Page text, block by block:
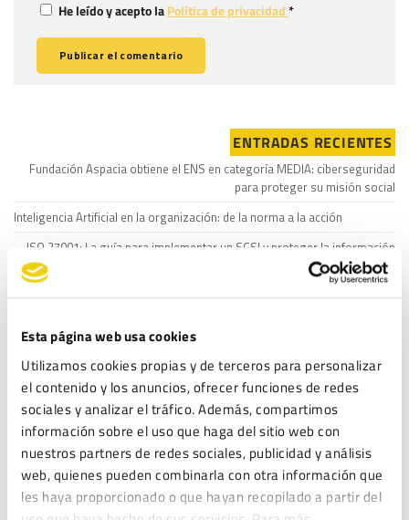
Esta página web usa cookies
Utilizamos cookies propias y de terceros para personalizar
el contenido y los anuncios, ofrecer funciones de redes
sociales y analizar el tráfico. Además, compartimos
información sobre el uso que haga del sitio web con
nuestros partners de redes sociales, publicidad y análisis
web, quienes pueden combinarla con otra información que
les haya proporcionado o que hayan recopilado a partir del
He leído y acepto laPolítica de privacidad*
ENTRADAS RECIENTES
Fundación Aspacia obtiene el ENS en categoría MEDIA: ciberseguridad
para proteger su misión social
Inteligencia Artificial en la organización: de la norma a la acción
ISO 27001: La guía para implementar un SGSI y proteger la información
de tu empresa
Lista Robinson: Qué es y cómo afecta a las campañas de marketing de tu
Protocolo de Acoso: Guía para Empresas
COMENTARIOS
Rodrigo Catalán
Protocolo de Acoso Laboral: ¿es obligatorio para
todas las empresas y en qué consiste?
SantaenProtocolo de Acoso Laboral: ¿es obligatorio para todas las
empresas y en qué consiste?